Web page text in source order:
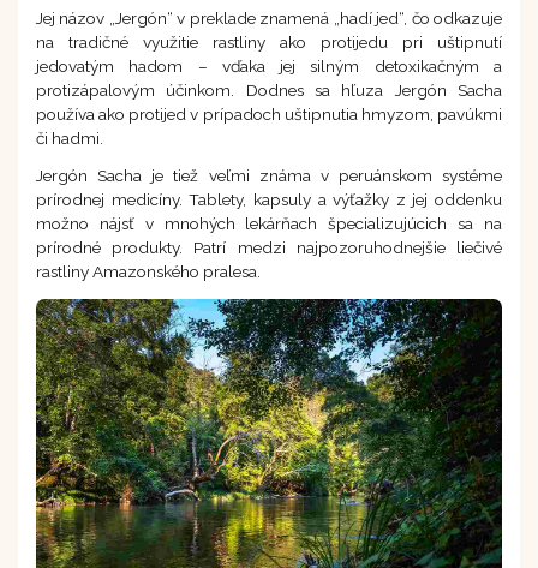
Jej názov „Jergón“ v preklade znamená „hadí jed“, čo odkazuje
na tradičné využitie rastliny ako protijedu pri uštipnutí
jedovatým hadom – vďaka jej silným detoxikačným a
protizápalovým účinkom. Dodnes sa hľuza Jergón Sacha
používa ako protijed v prípadoch uštipnutia hmyzom, pavúkmi
či hadmi.
Jergón Sacha je tiež veľmi známa v peruánskom systéme
prírodnej medicíny. Tablety, kapsuly a výťažky z jej oddenku
možno nájsť v mnohých lekárňach špecializujúcich sa na
prírodné produkty. Patrí medzi najpozoruhodnejšie liečivé
rastliny Amazonského pralesa.